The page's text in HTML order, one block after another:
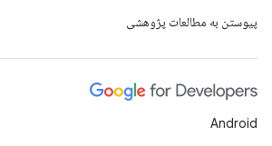
پیوستن به مطالعات پژوهشی
Android